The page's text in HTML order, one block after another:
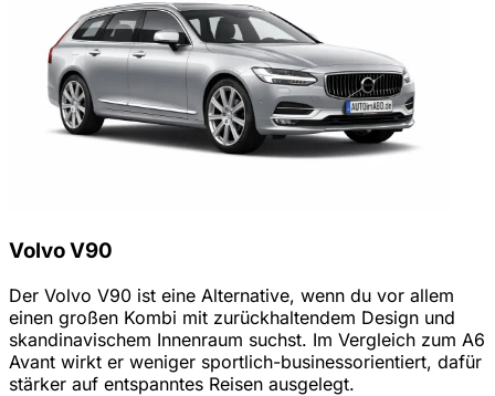
Volvo V90
Der Volvo V90 ist eine Alternative, wenn du vor allem
einen großen Kombi mit zurückhaltendem Design und
skandinavischem Innenraum suchst. Im Vergleich zum A6
Avant wirkt er weniger sportlich-businessorientiert, dafür
stärker auf entspanntes Reisen ausgelegt.